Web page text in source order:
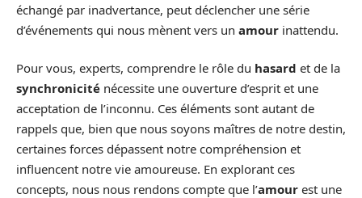
échangé par inadvertance, peut déclencher une série
d’événements qui nous mènent vers un amour inattendu.
Pour vous, experts, comprendre le rôle du hasard et de la
synchronicité nécessite une ouverture d’esprit et une
acceptation de l’inconnu. Ces éléments sont autant de
rappels que, bien que nous soyons maîtres de notre destin,
certaines forces dépassent notre compréhension et
influencent notre vie amoureuse. En explorant ces
concepts, nous nous rendons compte que l’amour est une